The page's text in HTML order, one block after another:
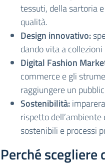
tessuti, della sartoria
qualità.
Design innovativo:
dando vita a
Digital Fashion
commerce e gli
raggiungere un
Sostenibilità:
rispetto
sostenibili e processi
Perché scegliere